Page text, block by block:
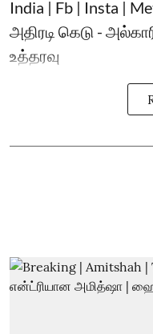
India | Fb | Insta |
அதிரடி கெடு -
உத்தரவு